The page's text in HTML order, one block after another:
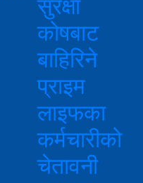
सुरक्षा
कोषबाट
बाहिरिने
प्राइम
लाइफका
कर्मचारीको
चेतावनी